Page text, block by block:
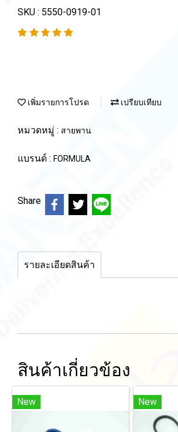
SKU : 5550-0919-01
เพิ่มรายการโปรด เปรียบเทียบ
หมวดหมู่ : สายพาน
แบรนด์ : FORMULA
Share
รายละเอียดสินค้า
สินค้าเกี่ยวข้อง
New New